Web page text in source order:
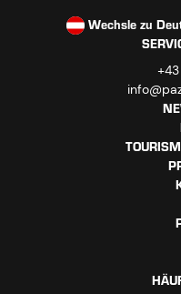
Wechsle zu